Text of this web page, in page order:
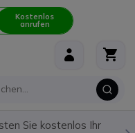
Kostenlos
anrufen
Sie kostenlos Ihr